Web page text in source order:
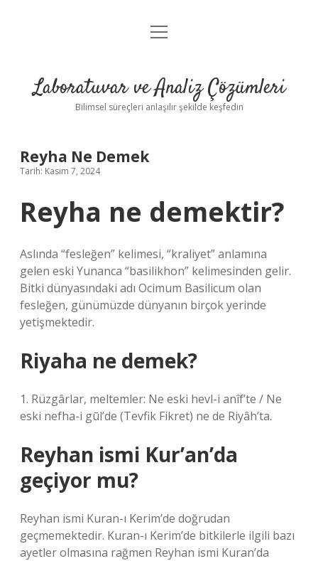
Anasayfa
Yasal Uyarı
menüyü
Laboratuvar ve Analiz Çözümleri
Bilimsel süreçleri anlaşılır şekilde keşfedin
Reyha Ne Demek
Tarih: Kasım 7, 2024
Reyha ne demektir?
Aslında “fesleğen” kelimesi, “kraliyet” anlamına
gelen eski Yunanca “basilikhon” kelimesinden gelir.
Bitki dünyasındaki adı Ocimum Basilicum olan
fesleğen, günümüzde dünyanın birçok yerinde
yetişmektedir.
Riyaha ne demek?
1. Rüzgârlar, meltemler: Ne eski hevl-i anîf’te / Ne
eski nefha-i gūl’de (Tevfik Fikret) ne de Riyâh’ta.
Reyhan ismi Kur’an’da
geçiyor mu?
Reyhan ismi Kuran-ı Kerim’de doğrudan
geçmemektedir. Kuran-ı Kerim’de bitkilerle ilgili bazı
ayetler olmasına rağmen Reyhan ismi Kuran’da